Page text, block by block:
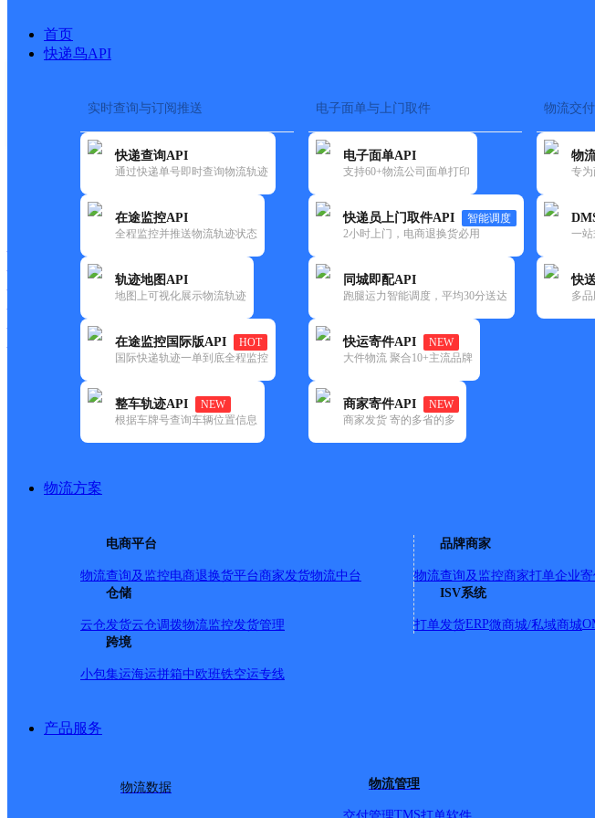
首页
快递鸟API
实时查询与订阅推送
快递查询API
通过快递单号即时查询物流轨迹
在途监控API
全程监控并推送物流轨迹状态
轨迹地图API
地图上可视化展示物流轨迹
在途监控国际版API
HOT
国际快递轨迹一单到底全程监控
整车轨迹API
NEW
根据车牌号查询车辆位置信息
电子面单与上门取件
电子面单API
支持60+物流公司面单打印
快递员上门取件API
智能调度
2小时上门，电商退换货必用
同城即配API
跑腿运力智能调度，平均30分送达
快运寄件API
NEW
大件物流 聚合10+主流品牌
商家寄件API
NEW
商家发货 寄的多省的多
物流交
物
专
一
快
多
物流方案
电商平台
物流查询及监控电商退换货平台商家发货物流中台
品牌商家
物流查询及监控商家打单企业
仓储
云仓发货云仓调拨物流监控发货管理
ISV系统
打单发货ERP微商城/私域商城
跨境
小包集运海运拼箱中欧班铁空运专线
产品服务
物流数据 物流管理
TMS
快递大全 > 快递网点
快递大全 快运大全
NEW
城市：雅安市 ✕ 快递：中通快递 ✕ 地区：雨城区 ✕ 清空已选
地区:
不限 宝兴县(1)
更多号码地址：西门南路173号
派送范围:雅安市城区：羌江南路，上坝路，育才路，友谊路，少年宫路，城后路，临江
新康路，沿江路，四川农业大学新校区老校区均在学校营业厅自取，康藏路最远送到成雅
送到三九药业。 大兴镇：查询电话：18783552495 （两天派一次）。 草坝镇：查询电话
1